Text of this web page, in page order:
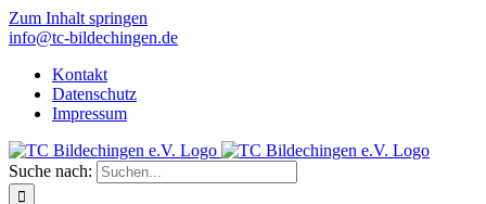
Zum Inhalt springen
info@tc-bildechingen.de
Kontakt
Datenschutz
Impressum
Suche nach: